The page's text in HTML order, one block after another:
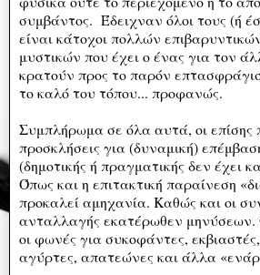
συμβάντος. Έδειχναν όλοι τους (ή
είναι κάτοχοι πολλών
μυστικών που έχει ο ένας για τον
κρατούν προς το παρόν
το καλό του τόπου... προφανώς.
Συμπλήρωμα σε όλα αυτά, οι επίσης
προσκλήσεις για (δυναμική)
(δημοτικής ή πραγματικής δεν έχει
Όπως και η επιτακτική παραίνεση
προκαλεί αμηχανία. Καθώς και οι
ανταλλαγής εκατέρωθεν μηνύσεων.
οι φωνές για συκοφάντες, εκβιαστές,
αγύρτες, απατεώνες και άλλα